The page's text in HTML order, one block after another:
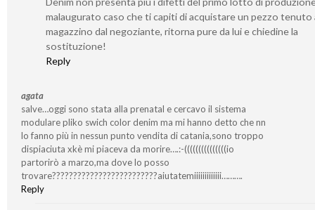
malaugurato caso che ti capiti di acquistare un pezzo tenuto
magazzino dal negoziante, ritorna pure da lui e chiedine la
sostituzione!
Reply
agata
salve…oggi sono stata alla prenatal e cercavo il sistema
modulare pliko swich color denim ma mi hanno detto che nn
lo fanno più in nessun punto vendita di catania,sono troppo
dispiaciuta xkè mi piaceva da morire….:-(((((((((((((((io
partorirò a marzo,ma dove lo posso
trovare?????????????????????????aiutatemiiiiiiiiiiiii……….
Reply